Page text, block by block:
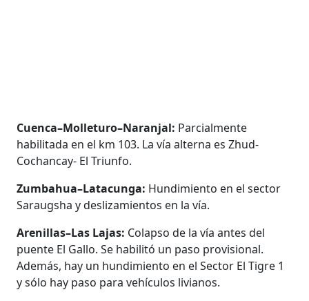
Cuenca–Molleturo–Naranjal: Parcialmente
habilitada en el km 103. La vía alterna es Zhud-
Cochancay- El Triunfo.
Zumbahua–Latacunga: Hundimiento en el sector
Saraugsha y deslizamientos en la vía.
Arenillas–Las Lajas: Colapso de la vía antes del
puente El Gallo. Se habilitó un paso provisional.
Además, hay un hundimiento en el Sector El Tigre 1
y sólo hay paso para vehículos livianos.